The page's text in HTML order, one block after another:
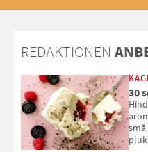
REDAKTIONEN
30